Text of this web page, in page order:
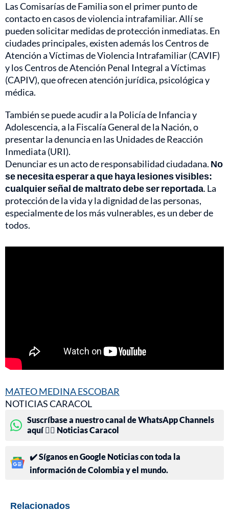
Las Comisarías de Familia son el primer punto de
contacto en casos de violencia intrafamiliar. Allí se
pueden solicitar medidas de protección inmediatas. En
ciudades principales, existen además los Centros de
Atención a Víctimas de Violencia Intrafamiliar (CAVIF)
y los Centros de Atención Penal Integral a Víctimas
(CAPIV), que ofrecen atención jurídica, psicológica y
médica.
También se puede acudir a la Policía de Infancia y
Adolescencia, a la Fiscalía General de la Nación, o
presentar la denuncia en las Unidades de Reacción
Inmediata (URI).
Denunciar es un acto de responsabilidad ciudadana. No
se necesita esperar a que haya lesiones visibles:
cualquier señal de maltrato debe ser reportada. La
protección de la vida y la dignidad de las personas,
especialmente de los más vulnerables, es un deber de
todos.
MATEO MEDINA ESCOBAR
NOTICIAS CARACOL
Suscríbase a nuestro canal de WhatsApp Channels
aquí 👉🏻 Noticias Caracol
✔️ Síganos en Google Noticias con toda la
información de Colombia y el mundo.
Relacionados